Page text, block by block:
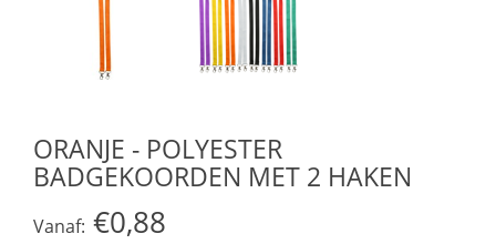
ORANJE - POLYESTER
BADGEKOORDEN MET 2 HAKEN
Vanaf: €0,88